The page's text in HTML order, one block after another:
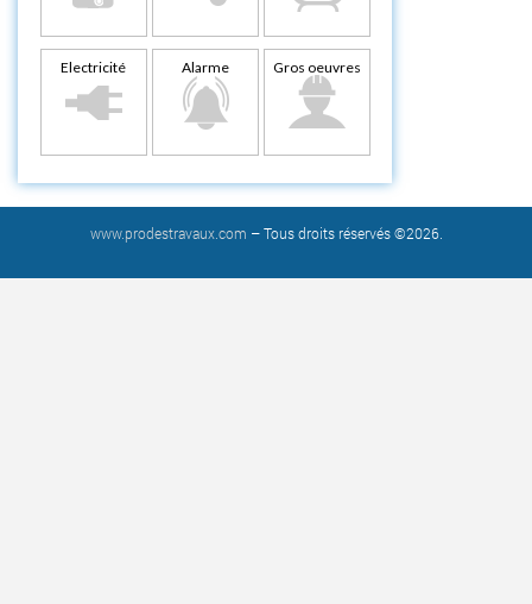
Electricité Alarme Gros oeuvres
www.prodestravaux.com – Tous droits réservés ©2026.